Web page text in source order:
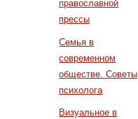
православной
прессы
Семья в
современном
обществе. Советы
психолога
Визуальное в